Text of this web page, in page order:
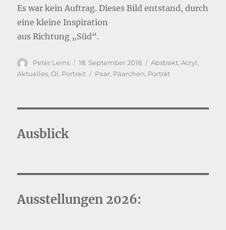
Es war kein Auftrag. Dieses Bild entstand, durch
eine kleine Inspiration
aus Richtung „Süd“.
Autor
Peter Leins
Veröffentlicht
am
18. September 2018 Kategorien
Abstrakt,Acryl,
Aktuelles,Öl, Portrait Schlagwörter
Paar, Päarchen, Porträt
Ausblick
Ausstellungen 2026: